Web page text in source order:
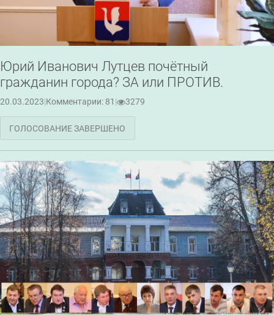
Юрий Иванович Лутцев почётный
гражданин города? ЗА или ПРОТИВ.
20.03.2023|Комментарии: 81 | 3279
ГОЛОСОВАНИЕ ЗАВЕРШЕНО